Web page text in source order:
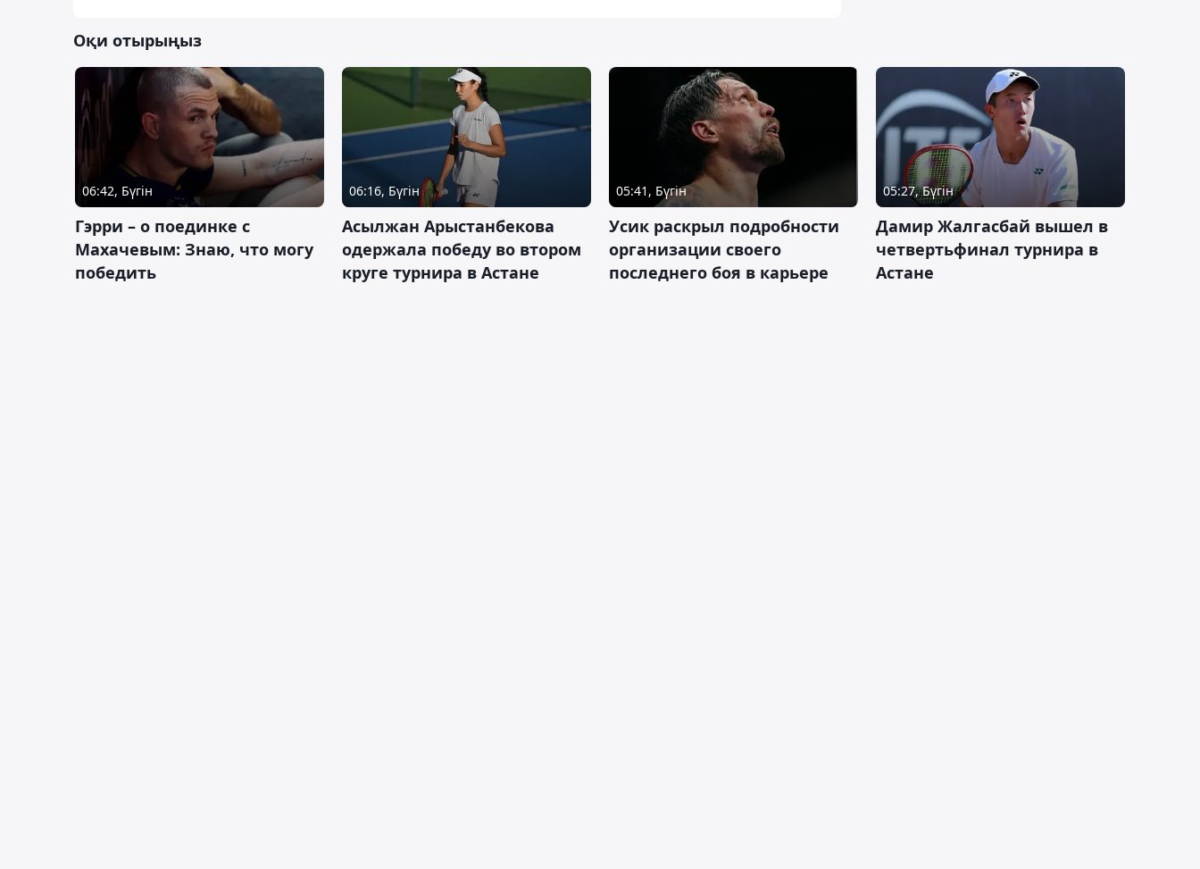
Оқи отырыңыз
06:42, Бүгін
Гэрри – о поединке с
Махачевым: Знаю, что могу
победить
06:16, Бүгін
Асылжан Арыстанбекова
одержала победу во втором
круге турнира в Астане
05:41, Бүгін
Усик раскрыл подробности
организации своего
последнего боя в карьере
05:27, Бүгін
Дамир Жалгасбай вышел в
четвертьфинал турнира в
Астане